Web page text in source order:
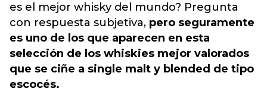
es el mejor whisky del mundo? Pregunta
con respuesta subjetiva, pero seguramente
es uno de los que aparecen en esta
selección de los whiskies mejor valorados
que se ciñe a single malt y blended de tipo
escocés.